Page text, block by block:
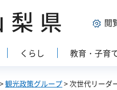
閲
くらし 教育・子育
>観光政策グループ> 次世代リーダ